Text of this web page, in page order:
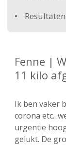
Resultaten
Fenne |
11 kilo
Ik ben vaker
corona etc..
urgentie
gelukt. De